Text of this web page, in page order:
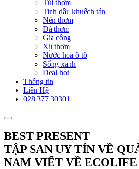
Túi thơm
Tinh dầu khuếch tán
Nến thơm
Đá thơm
Gia công
Xịt thơm
Nước hoa ô tô
Sống xanh
Deal hot
Thông tin
Liên Hệ
028 377 30301
BEST PRESENT
TẬP SAN UY TÍN VỀ
NAM VIẾT VỀ ECOLIFE